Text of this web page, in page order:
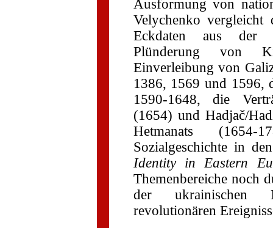
Ausformung von
Velychenko
Eckdaten aus der
Plünderung von
Einverleibung von
1386, 1569 und 1596,
1590-1648, die
(1654) und Hadjač/
Hetmanats
Sozialgeschichte in
Identity in Eastern
Themenbereiche noch
der ukrainischen
revolutionären